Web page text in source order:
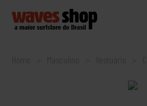
Home